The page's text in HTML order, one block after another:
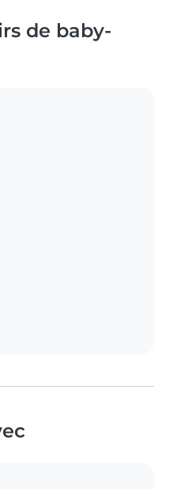
de baby-